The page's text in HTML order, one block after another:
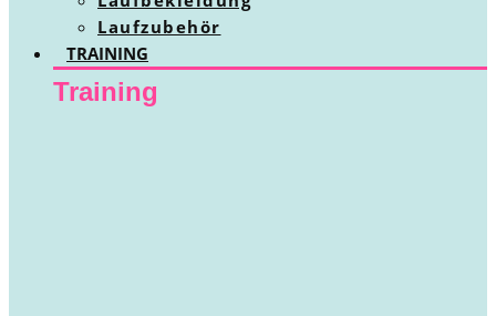
Laufzubehör
TRAINING
Training